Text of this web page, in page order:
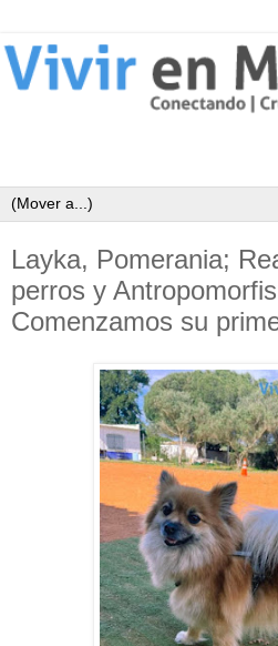
Layka, Pomerania;
perros y
Comenzamos su